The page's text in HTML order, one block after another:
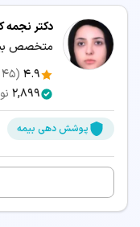
دکتر نجمه
متخصص
4.9
(
2,899
پوشش دهی بیمه